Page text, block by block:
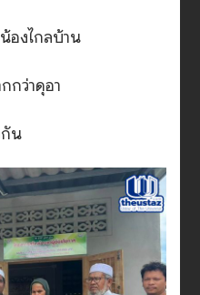
องไกลบ้าน
กว่าดุอา
กัน